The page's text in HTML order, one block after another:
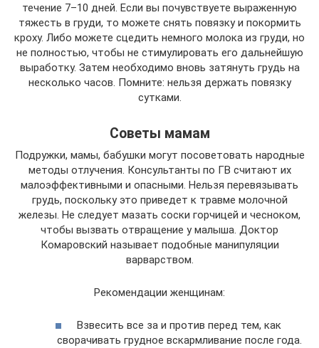
течение 7–10 дней. Если вы почувствуете выраженную
тяжесть в груди, то можете снять повязку и покормить
кроху. Либо можете сцедить немного молока из груди, но
не полностью, чтобы не стимулировать его дальнейшую
выработку. Затем необходимо вновь затянуть грудь на
несколько часов. Помните: нельзя держать повязку
сутками.
Советы мамам
Подружки, мамы, бабушки могут посоветовать народные
методы отлучения. Консультанты по ГВ считают их
малоэффективными и опасными. Нельзя перевязывать
грудь, поскольку это приведет к травме молочной
железы. Не следует мазать соски горчицей и чесноком,
чтобы вызвать отвращение у малыша. Доктор
Комаровский называет подобные манипуляции
варварством.
Рекомендации женщинам:
Взвесить все за и против перед тем, как
сворачивать грудное вскармливание после года.